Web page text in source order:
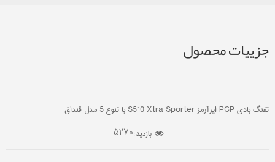
جزییات محصول
تفنگ بادی PCP ایرآرمز S510 Xtra Sporter با تنوع 5 مدل قنداق
بازدید :5270